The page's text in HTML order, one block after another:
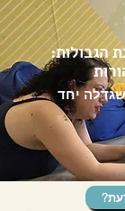
הגבולות:
יחד